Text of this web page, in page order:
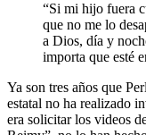
“Si mi hijo fuera
que no me lo
a Dios, día y
importa que esté
Ya son tres años que
estatal no ha realizado
era solicitar los videos